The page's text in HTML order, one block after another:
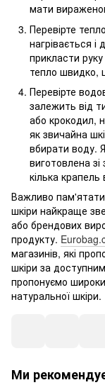
мати
Перевірте
нагрівається
прикласти
тепло швидко,
Перевірте
залежить від
або крокодил,
як звичайна
вбирати воду.
виготовлена
кілька
Важливо
шкіри найкраще
або брендових
продукту.
магазинів, які
шкіри за
пропонуємо
натуральної шкіри.
Ми